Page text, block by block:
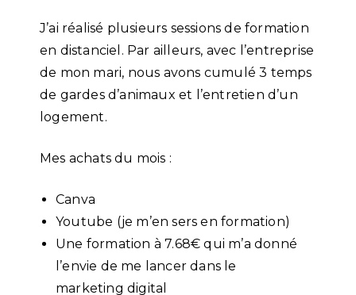
J’ai réalisé plusieurs sessions de formation
en distanciel. Par ailleurs, avec l’entreprise
de mon mari, nous avons cumulé 3 temps
de gardes d’animaux et l’entretien d’un
logement.
Mes achats du mois :
Canva
Youtube (je m’en sers en formation)
Une formation à 7.68€ qui m’a donné
l’envie de me lancer dans le
marketing digital